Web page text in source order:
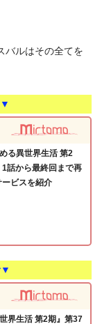
バルはその全てを
▼
る異世界生活 第2
話から最終回まで再
ビスを紹介
▼
界生活 第2期』第37